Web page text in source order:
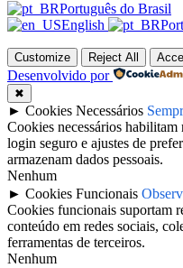
Português do Brasil
English
Customize Reject All
Desenvolvido por
✖
► Cookies Necessários
Cookies necessários habilitam
login seguro e ajustes de
armazenam dados pessoais.
Nenhum
► Cookies Funcionais
Cookies funcionais suportam
conteúdo em redes sociais,
ferramentas de terceiros.
Nenhum